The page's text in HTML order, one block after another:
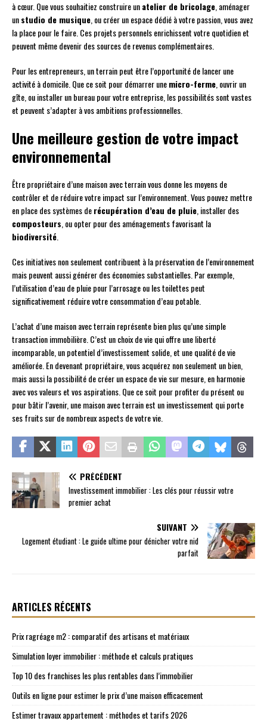
à cœur. Que vous souhaitiez construire unatelier de bricolage , aménager
unstudio de musique , ou créer un espace dédié à votre passion, vous avez
la place pour le faire. Ces projets personnels enrichissent votre quotidien et
peuvent même devenir des sources de revenus complémentaires.
Pour les entrepreneurs, un terrain peut être l’opportunité de lancer une
activité à domicile. Que ce soit pour démarrer unemicro-ferme , ouvrir un
gîte, ou installer un bureau pour votre entreprise, les possibilités sont vastes
et peuvent s’adapter à vos ambitions professionnelles.
Une meilleure gestion de votre impact
environnemental
Être propriétaire d’une maison avec terrain vous donne les moyens de
contrôler et de réduire votre impact sur l’environnement. Vous pouvez mettre
en place des systèmes derécupération d’eau de pluie , installer des
composteurs , ou opter pour des aménagements favorisant la
biodiversité
Ces initiatives non seulement contribuent à la préservation de l’environnement
mais peuvent aussi générer des économies substantielles. Par exemple,
l’utilisation d’eau de pluie pour l’arrosage ou les toilettes peut
significativement réduire votre consommation d’eau potable.
L’achat d’une maison avec terrain représente bien plus qu’une simple
transaction immobilière. C’est un choix de vie qui offre une liberté
incomparable, un potentiel d’investissement solide, et une qualité de vie
améliorée. En devenant propriétaire, vous acquérez non seulement un bien,
mais aussi la possibilité de créer un espace de vie sur mesure, en harmonie
avec vos valeurs et vos aspirations. Que ce soit pour profiter du présent ou
pour bâtir l’avenir, une maison avec terrain est un investissement qui porte
ses fruits sur de nombreux aspects de votre vie.
PRÉCÉDENT
Investissement immobilier : Les clés pour réussir votre
premier achat
SUIVANT
Logement étudiant : Le guide ultime pour dénicher votre nid
parfait
ARTICLES RÉCENTS
Prix ragréage m2 : comparatif des artisans et matériaux
Simulation loyer immobilier : méthode et calculs pratiques
Top 10 des franchises les plus rentables dans l’immobilier
Outils en ligne pour estimer le prix d’une maison efficacement
Estimer travaux appartement : méthodes et tarifs 2026